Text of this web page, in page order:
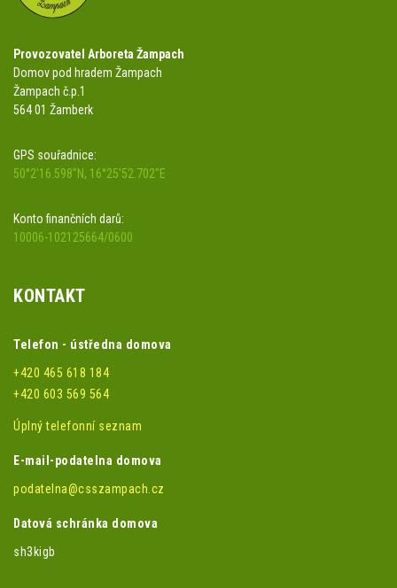
Provozovatel Arboreta Žampach
Domov pod hradem Žampach
Žampach č.p.1
564 01 Žamberk
GPS souřadnice:
50°2'16.598"N, 16°25'52.702"E
Konto finančních darů:
10006-102125664/0600
KONTAKT
Telefon - ústředna domova
+420 465 618 184
+420 603 569 564
Úplný telefonní seznam
E-mail-podatelna domova
podatelna@csszampach.cz
Datová schránka domova
sh3kigb